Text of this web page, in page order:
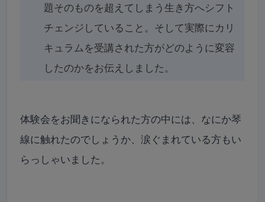
題そのものを超えてしまう生き方へシフト
チェンジしていること。そして実際にカリ
キュラムを受講された方がどのように変容
したのかをお伝えしました。
体験会をお聞きになられた方の中には、なにか琴
線に触れたのでしょうか、涙ぐまれている方もい
らっしゃいました。